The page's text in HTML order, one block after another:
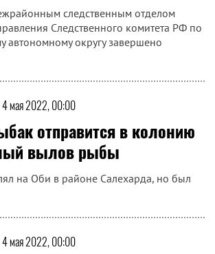
следственным отделом
Следственного комитета РФ по
автономному округу завершено
4 мая 2022, 00:00
отправится в колонию
вылов рыбы
на Оби в районе Салехарда, но был
4 мая 2022, 00:00